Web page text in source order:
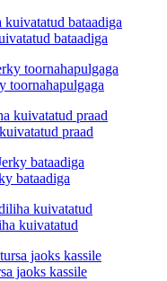
bataadiga
toornahapulgaga
praad
bataadiga
kuivatatud
jaoks kassile